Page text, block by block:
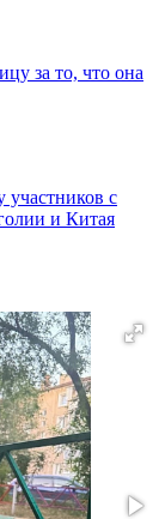
за то, что она
участников с
и Китая